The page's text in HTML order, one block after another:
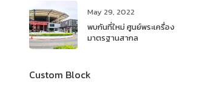
May 29, 2022
พบกันที่ใหม่ ศูนย์พระเครื่อง
มาตรฐานสากล
Custom Block